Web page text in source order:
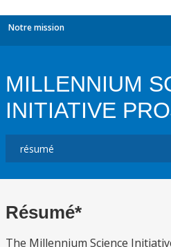
Notre mission
MILLENNIUM
INITIATIVE
Résumé*
The Millennium Science